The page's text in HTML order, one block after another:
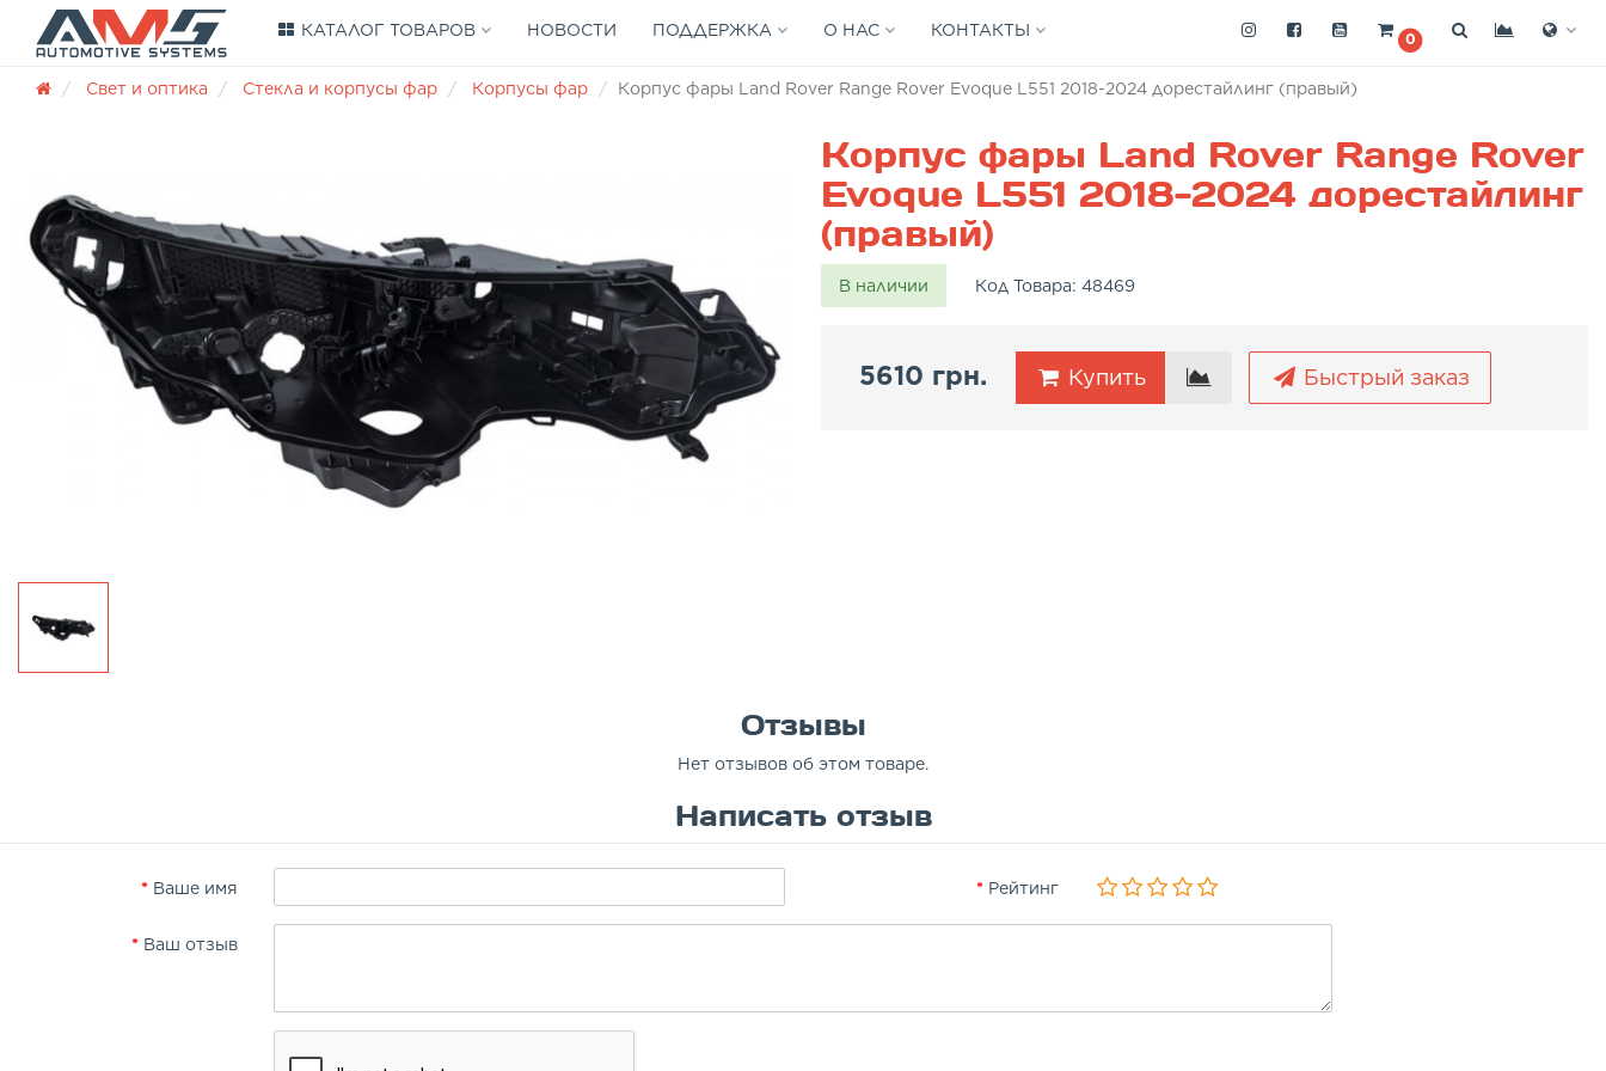
КАТАЛОГ ТОВАРОВ НОВОСТИ ПОДДЕРЖКА О НАС КОНТАКТЫ 0
Свет и оптика Стекла и корпусы фар Корпусы фар Корпус фары Land Rover Range Rover Evoque L551 2018-2024 дорестайлинг (правый)
Корпус фары Land Rover Range Rover
Evoque L551 2018-2024 дорестайлинг
(правый)
В наличии Код Товара: 48469
5610 грн. Купить Быстрый заказ
Отзывы
Нет отзывов об этом товаре.
Написать отзыв
Ваше имя Рейтинг
Ваш отзыв